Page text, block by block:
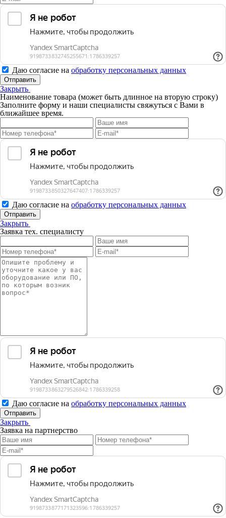
Даю согласие на обработку персональных данных
Отправить
Закрыть
Наименование товара (может быть длинное на вторую строку)
Заполните форму и наши специалисты свяжуться с Вами в
ближайшее время.
Даю согласие на обработку персональных данных
Отправить
Закрыть
Заявка тех. специалисту
Даю согласие на обработку персональных данных
Отправить
Закрыть
Заявка на партнерство